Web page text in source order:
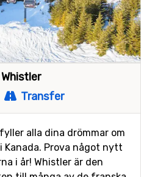
Transfer
alla dina drömmar om
Prova något nytt
i år! Whistler är den